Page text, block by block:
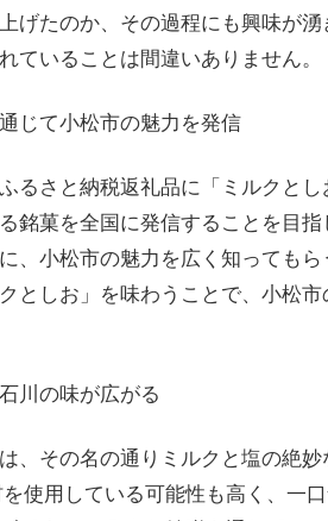
げたのか、その過程にも興味が
ていることは間違いありません。
じて小松市の魅力を発信
るさと納税返礼品に「ミルクと
銘菓を全国に発信することを目
、小松市の魅力を広く知っても
としお」を味わうことで、小松
川の味が広がる
は、その名の通りミルクと塩の絶
を使用している可能性も高く、一